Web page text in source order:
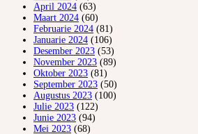
April 2024 (63)
Maart 2024 (60)
Februarie 2024 (81)
Januarie 2024 (106)
Desember 2023 (53)
November 2023 (89)
Oktober 2023 (81)
September 2023 (50)
Augustus 2023 (100)
Julie 2023 (122)
Junie 2023 (94)
Mei 2023 (68)